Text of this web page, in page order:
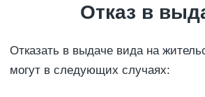
Отказ в
Отказать в выдаче вида на
могут в следующих случаях: